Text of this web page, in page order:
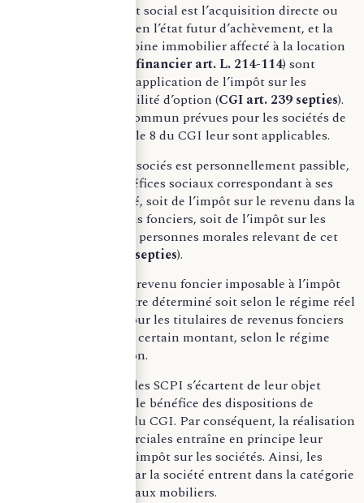
Les SCPI dont l’objet social est l’acquisition directe ou
indirecte, y compris en l’état futur d’achèvement, et la
gestion d’un patrimoine immobilier affecté à la location
Code monétaire et financier art. L. 214-114) sont
exclues du champ d’application de l’impôt sur les
sociétés, sans possibilité d’option (CGI art. 239 septies).
Les règles de droit commun prévues pour les sociétés de
personnes par l’article 8 du CGI leur sont applicables.
Ainsi, chacun des associés est personnellement passible,
pour la part des bénéfices sociaux correspondant à ses
droits dans la société, soit de l’impôt sur le revenu dans la
catégorie des revenus fonciers, soit de l’impôt sur les
sociétés s’il s’agit de personnes morales relevant de cet
CGI art. 239 septies).
Il faut savoir que, le revenu foncier imposable à l’impôt
sur le revenu peut être déterminé soit selon le régime réel
d’imposition soit, pour les titulaires de revenus fonciers
ne dépassant pas un certain montant, selon le régime
simplifié d’imposition.
Cependant, lorsque les SCPI s’écartent de leur objet
social, elles perdent le bénéfice des dispositions de
l’article 239 septies du CGI. Par conséquent, la réalisation
d’opérations commerciales entraîne en principe leur
assujettissement à l’impôt sur les sociétés. Ainsi, les
revenus distribués par la société entrent dans la catégorie
des revenus de capitaux mobiliers.